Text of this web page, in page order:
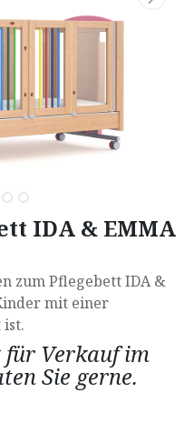
IDA & EMMA
zum Pflegebett IDA &
mit einer
Verkauf im
Sie gerne.